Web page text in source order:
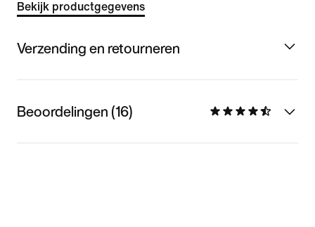
Bekijk productgegevens
Verzending en retourneren
Beoordelingen (16)